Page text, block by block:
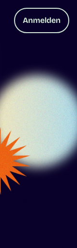
Anmelden